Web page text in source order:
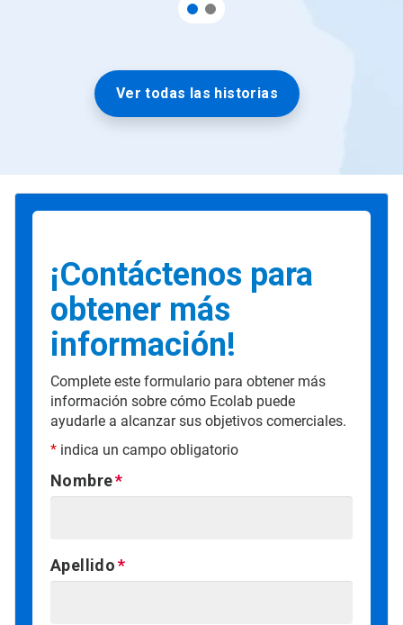
Ver todas las historias
¡Contáctenos para
obtener más
información!
Complete este formulario para obtener más
información sobre cómo Ecolab puede
ayudarle a alcanzar sus objetivos comerciales.
* indica un campo obligatorio
Nombre
Apellido